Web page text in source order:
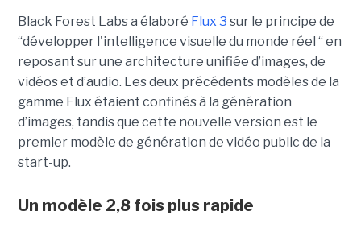
Black Forest Labs a élaboré Flux 3 sur le principe de
“développer l'intelligence visuelle du monde réel “ en
reposant sur une architecture unifiée d’images, de
vidéos et d’audio. Les deux précédents modèles de la
gamme Flux étaient confinés à la génération
d’images, tandis que cette nouvelle version est le
premier modèle de génération de vidéo public de la
start-up.
Un modèle 2,8 fois plus rapide